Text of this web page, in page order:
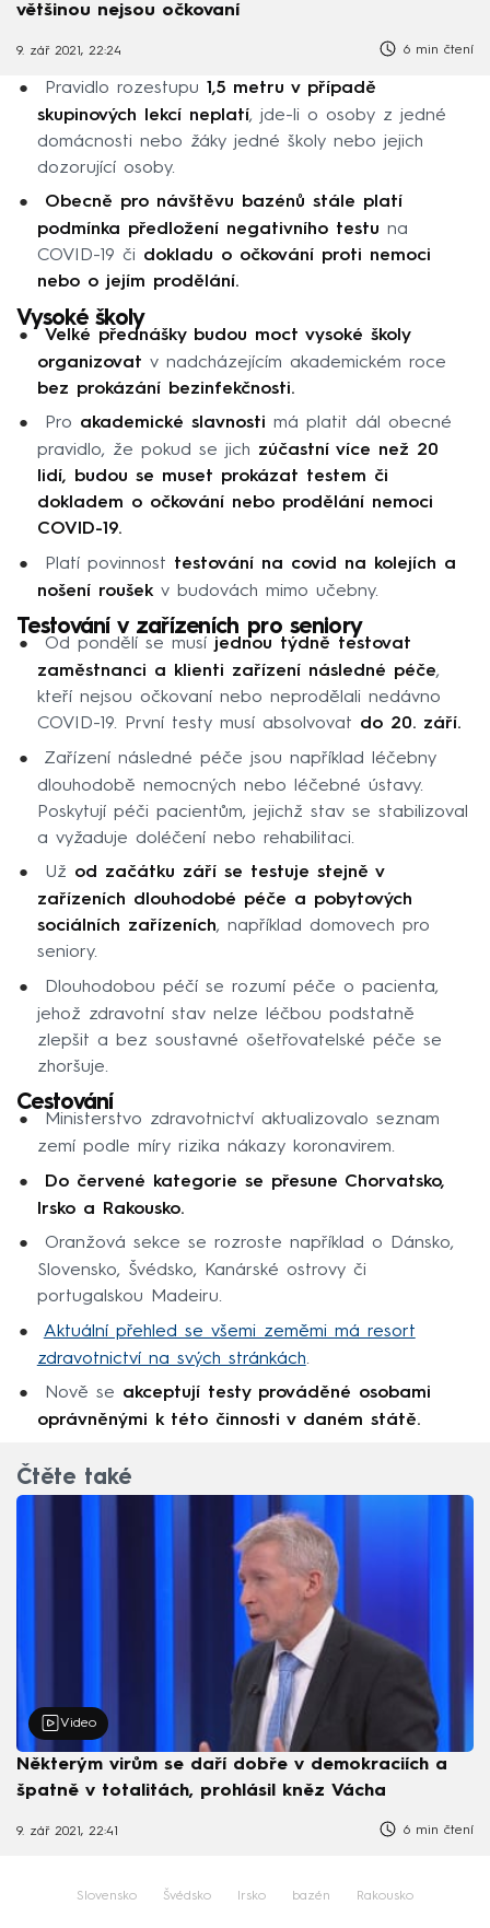
většinou nejsou očkovaní
9. zář 2021, 22:24 6 min čtení
Pravidlo rozestupu 1,5 metru v případě
skupinových lekcí neplatí, jde-li o osoby z jedné
domácnosti nebo žáky jedné školy nebo jejich
dozorující osoby.
Obecně pro návštěvu bazénů stále platí
podmínka předložení negativního testu na
COVID-19 či dokladu o očkování proti nemoci
nebo o jejím prodělání.
Vysoké školy
Velké přednášky budou moct vysoké školy
organizovat v nadcházejícím akademickém roce
bez prokázání bezinfekčnosti.
Pro akademické slavnosti má platit dál obecné
pravidlo, že pokud se jich zúčastní více než 20
lidí, budou se muset prokázat testem či
dokladem o očkování nebo prodělání nemoci
COVID-19.
Platí povinnost testování na covid na kolejích a
nošení roušekv budovách mimo učebny.
Testování v zařízeních pro seniory
Od pondělí se musí jednou týdně testovat
zaměstnanci a klienti zařízení následné péče,
kteří nejsou očkovaní nebo neprodělali nedávno
COVID-19. První testy musí absolvovat do 20. září.
Zařízení následné péče jsou například léčebny
dlouhodobě nemocných nebo léčebné ústavy.
Poskytují péči pacientům, jejichž stav se stabilizoval
a vyžaduje doléčení nebo rehabilitaci.
Už od začátku září se testuje stejně v
zařízeních dlouhodobé péče a pobytových
sociálních zařízeních, například domovech pro
seniory.
Dlouhodobou péčí se rozumí péče o pacienta,
jehož zdravotní stav nelze léčbou podstatně
zlepšit a bez soustavné ošetřovatelské péče se
zhoršuje.
Cestování
Ministerstvo zdravotnictví aktualizovalo seznam
zemí podle míry rizika nákazy koronavirem.
Do červené kategorie se přesune Chorvatsko,
Irsko a Rakousko.
Oranžová sekce se rozroste například o Dánsko,
Slovensko, Švédsko, Kanárské ostrovy či
portugalskou Madeiru.
Aktuální přehled se všemi zeměmi má resort
zdravotnictví na svých stránkách.
Nově se akceptují testy prováděné osobami
oprávněnými k této činnosti v daném státě.
Čtěte také
Video
Některým virům se daří dobře v demokraciích a
špatně v totalitách, prohlásil kněz Vácha
9. zář 2021, 22:41 6 min čtení
Slovensko Švédsko Irsko bazén Rakousko